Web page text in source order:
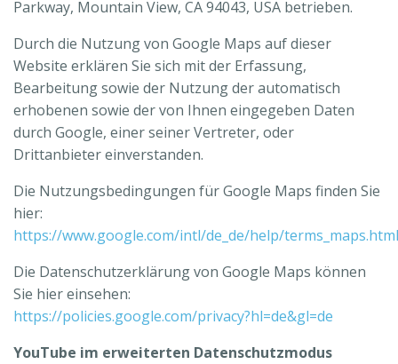
Parkway, Mountain View, CA 94043, USA betrieben.
Durch die Nutzung von Google Maps auf dieser
Website erklären Sie sich mit der Erfassung,
Bearbeitung sowie der Nutzung der automatisch
erhobenen sowie der von Ihnen eingegeben Daten
durch Google, einer seiner Vertreter, oder
Drittanbieter einverstanden.
Die Nutzungsbedingungen für Google Maps finden Sie
hier:
https://www.google.com/intl/de_de/help/terms_maps.html
Die Datenschutzerklärung von Google Maps können
Sie hier einsehen:
https://policies.google.com/privacy?hl=de&gl=de
YouTube im erweiterten Datenschutzmodus